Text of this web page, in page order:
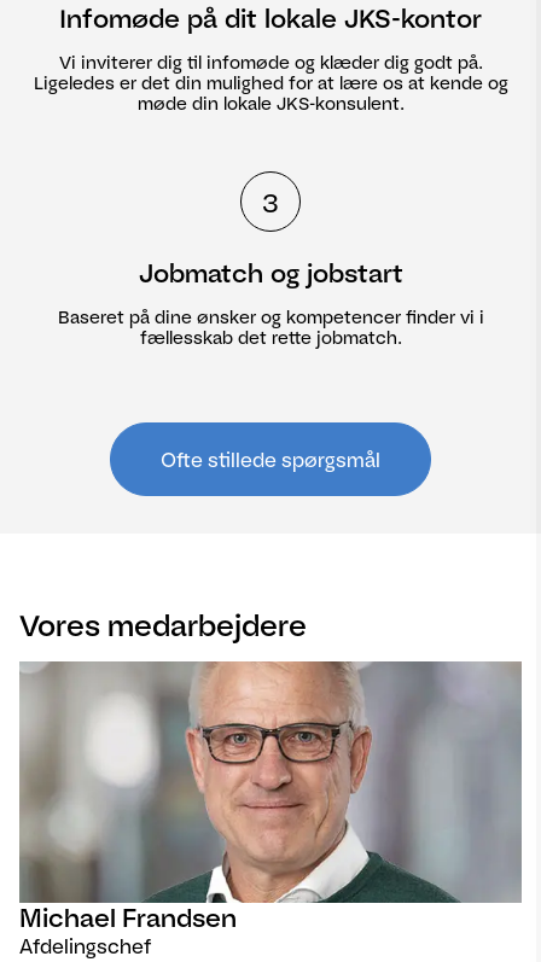
Infomøde på dit lokale JKS-kontor
Vi inviterer dig til infomøde og klæder dig godt på.
Ligeledes er det din mulighed for at lære os at kende og
møde din lokale JKS-konsulent.
3
Jobmatch og jobstart
Baseret på dine ønsker og kompetencer finder vi i
fællesskab det rette jobmatch.
Ofte stillede spørgsmål
Vores medarbejdere
Michael Frandsen
Afdelingschef